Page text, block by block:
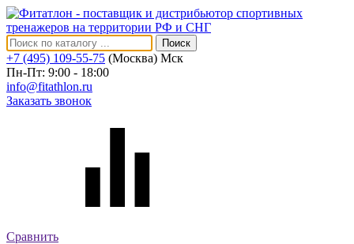
Поиск
+7 (495) 109-55-75 (Москва) Мск
Пн-Пт: 9:00 - 18:00
info@fitathlon.ru
Заказать звонок
Сравнить